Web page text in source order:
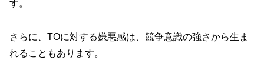
す。
さらに、TOに対する嫌悪感は、競争意識の強さから生ま
れることもあります。